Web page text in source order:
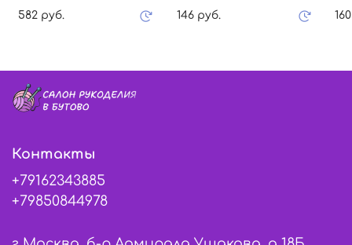
582 руб.
146 руб.
Контакты
+79162343885
+79850844978